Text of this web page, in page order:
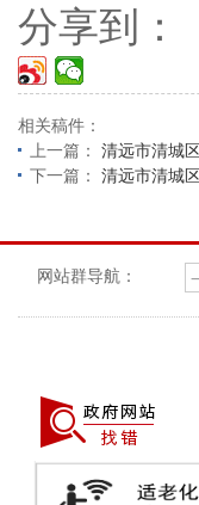
分享到：
相关稿件：
上一篇： 清远市清城
下一篇： 清远市清城
网站群导航：